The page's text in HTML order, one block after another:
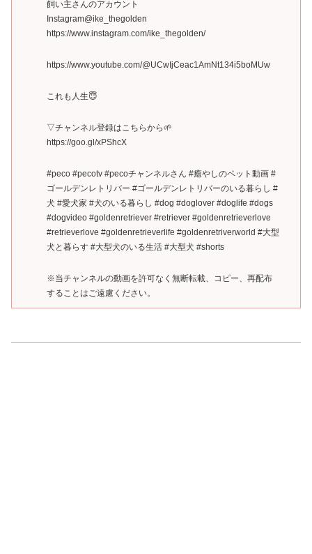
飼い主さんのアカウント
Instagram@ike_thegolden
https://www.instagram.com/ike_thegolden/
https://www.youtube.com/@UCwIjCeac1AmNt134i5boMUw
これも人生😇
▽チャンネル登録はこちらから🌱
https://goo.gl/xPShcX
#peco #pecotv #pecoチャンネルさん #癒やしのペット動画 #
ゴールデンレトリバー #ゴールデンレトリバーのいる暮らし #
犬 #愛犬家 #犬のいる暮らし #dog #doglover #doglife #dogs
#dogvideo #goldenretriever #retriever #goldenretrieverlove
#retrieverlove #goldenretrieverlife #goldenretriverworld #大型
犬と暮らす #大型犬のいる生活 #大型犬 #shorts
※当チャンネルの動画を許可なく無断転載、コピー、再配布
することはご遠慮ください。